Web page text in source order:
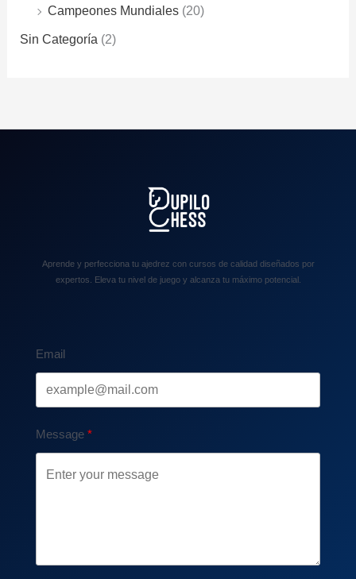
Campeones Mundiales (20)
Sin Categoría (2)
Aprende y perfecciona tu ajedrez con cursos de calidad diseñados por
expertos. Eleva tu nivel de juego y alcanza tu máximo potencial.
Email
Message